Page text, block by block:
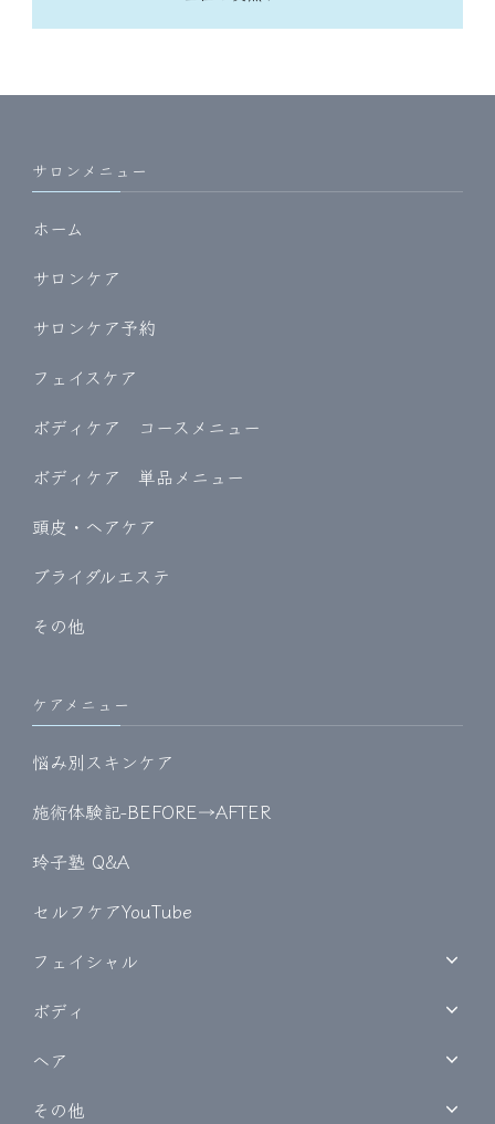
サロンメニュー
ホーム
サロンケア
サロンケア予約
フェイスケア
ボディケア コースメニュー
ボディケア 単品メニュー
頭皮・ヘアケア
ブライダルエステ
その他
ケアメニュー
悩み別スキンケア
施術体験記-BEFORE→AFTER
玲子塾 Q&A
セルフケアYouTube
フェイシャル
ボディ
ヘア
その他